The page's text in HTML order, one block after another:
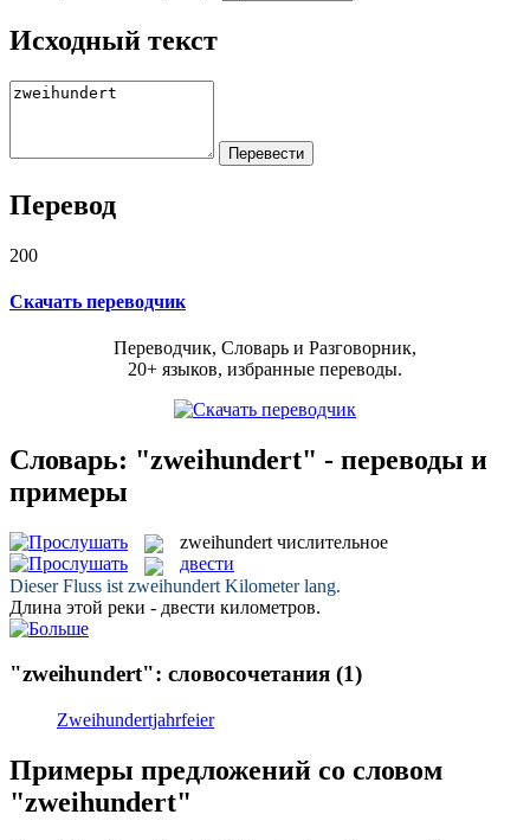
Исходный текст
Перевод
200
Скачать переводчик
Переводчик, Словарь и Разговорник,
20+ языков, избранные переводы.
Словарь: "zweihundert" - переводы и
примеры
zweihundert числительное
двести
Dieser Fluss ist zweihundert Kilometer lang.
Длина этой реки - двести километров.
"zweihundert": словосочетания (1)
Zweihundertjahrfeier
Примеры предложений со словом
"zweihundert"